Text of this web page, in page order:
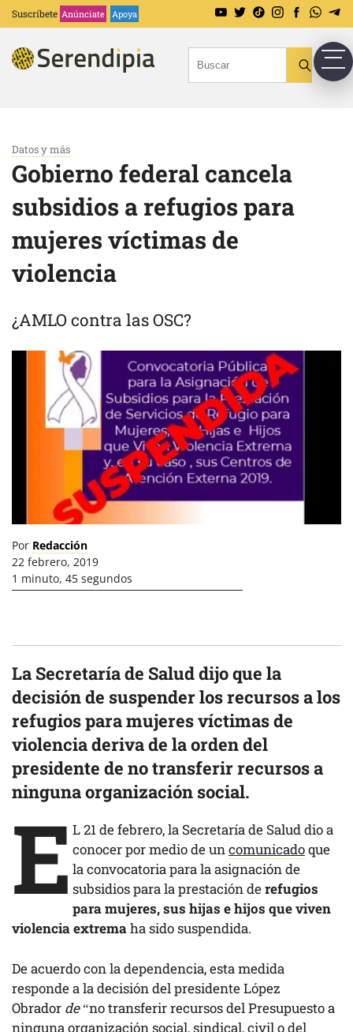
Suscríbete Anúnciate Apoya
Datos y más
Gobierno federal cancela
subsidios a refugios para
mujeres víctimas de
violencia
¿AMLO contra las OSC?
Por Redacción
22 febrero, 2019
1 minuto, 45 segundos
La Secretaría de Salud dijo que la
decisión de suspender los recursos a los
refugios para mujeres víctimas de
violencia deriva de la orden del
presidente de no transferir recursos a
ninguna organización social.
E L 21 de febrero, la Secretaría de Salud dio a
conocer por medio de uncomunicadoque
la convocatoria para la asignación de
subsidios para la prestación derefugios
para mujeres, sus hijas e hijos que viven
violencia extremaha sido suspendida.
De acuerdo con la dependencia, esta medida
responde a la decisión del presidente López
Obrador de“no transferir recursos del Presupuesto a
ninguna organización social, sindical, civil o del